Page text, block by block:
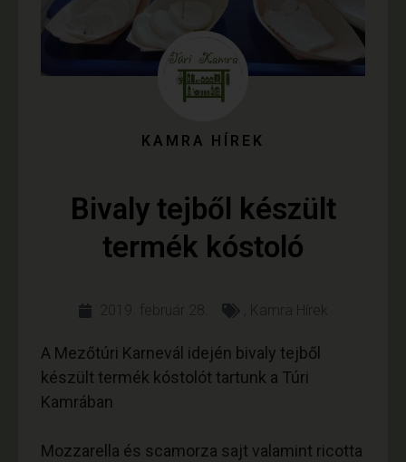
KAMRA HÍREK
Bivaly tejből készült
termék kóstoló
2019. február 28. , Kamra Hírek
A Mezőtúri Karnevál idején bivaly tejből
készült termék kóstolót tartunk a Túri
Kamrában
Mozzarella és scamorza sajt valamint ricotta